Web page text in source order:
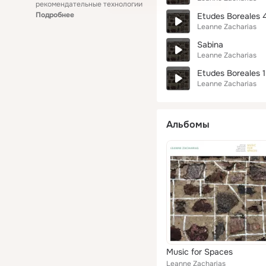
рекомендательные технологии
Подробнее
Etudes Boreales
Leanne Zacharias
Sabina
Leanne Zacharias
Etudes Boreales 1
Leanne Zacharias
Альбомы
Music for Spaces
Leanne Zacharias